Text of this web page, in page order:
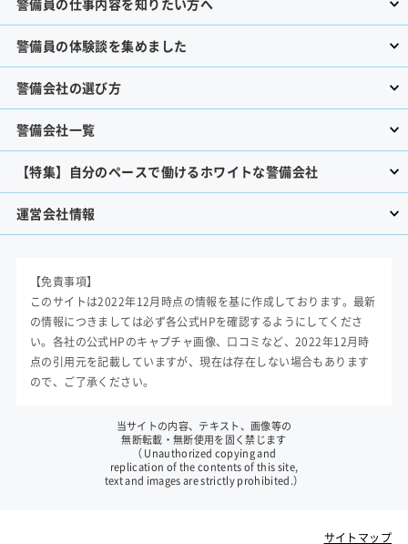
警備員の体験談を集めました
警備会社の選び方
警備会社一覧
【特集】自分のペースで働けるホワイトな警備会社
運営会社情報
【免責事項】
このサイトは2022年12月時点の情報を基に作成しております。最新
の情報につきましては必ず各公式HPを確認するようにしてくださ
い。各社の公式HPのキャプチャ画像、口コミなど、2022年12月時
点の引用元を記載していますが、現在は存在しない場合もあります
ので、ご了承ください。
当サイトの内容、テキスト、画像等の
無断転載・無断使用を固く禁じます
（ Unauthorized copying and
replication of the contents of this site,
text and images are strictly prohibited.）
サイトマップ